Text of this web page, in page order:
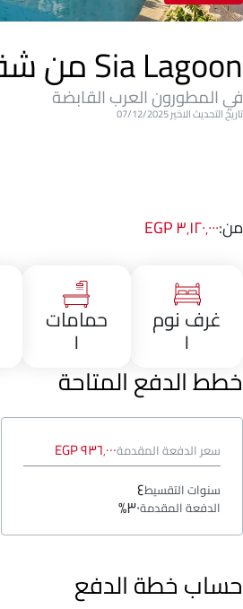
Sia Lagoon من شقة
في المطورون العرب القابضة
تاريخ التحديث الاخير 07/12/2025
من:٣٬١٢٠٬٠٠٠ EGP
غرف نوم
١
حمامات
١
خطط الدفع المتاحة
سعر الدفعة المقدمة٩٣٦٬٠٠٠ EGP
سنوات التقسيط٤
الدفعة المقدمة٣٠%
حساب خطة الدفع